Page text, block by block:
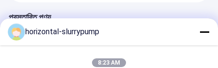
মাল্টিস্টেজ সেন্ট্রিফিউগাল পাম্প
প্রস্তাবিত পণ্য
horizontal-slurrypump
8:23 AM